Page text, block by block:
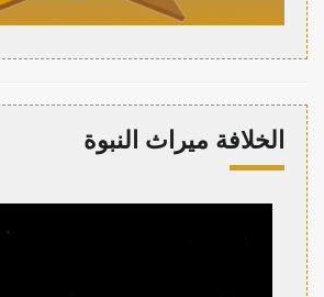
الخلافة ميراث النبوة